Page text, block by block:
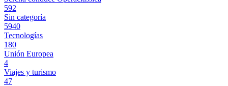
592
Sin categoría
5940
Tecnologías
180
Unión Europea
4
Viajes y turismo
47